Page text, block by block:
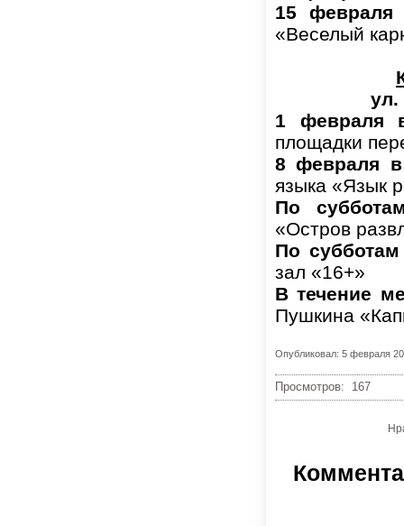
15 февраля
«Веселый
ул.
1 февраля
площадки
8 февраля в
языка «Язык
По
«Остров
По
зал «16+»
В течение
Пушкина
Опубликовал: 5 февраля
Просмотров: 167